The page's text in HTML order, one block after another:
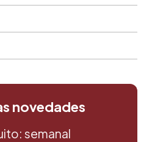
novedades
semanal